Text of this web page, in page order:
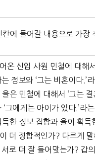
에 들어갈 내용으로 가장
온 신입 사원 민철에 대해
정보와 ‘그는 비혼이다.’
은 민철에 대해서 ‘그는
‘그에게는 아이가 있다.’라
한 정보 집합과 을이 획득
더 정합적인가? 다르게 말
로 더 잘 들어맞는가? 갑